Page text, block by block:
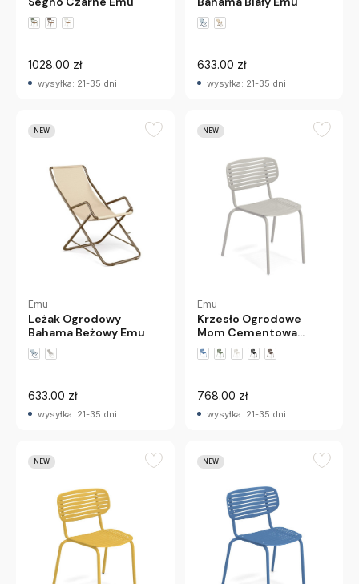
1028.00 zł
wysyłka: 21-35 dni
633.00 zł
wysyłka: 21-35 dni
NEW
Emu
Leżak Ogrodowy
Bahama Beżowy Emu
633.00 zł
wysyłka: 21-35 dni
NEW
Emu
Krzesło Ogrodowe
Mom Cementowa
Szarość Emu
768.00 zł
wysyłka: 21-35 dni
NEW NEW